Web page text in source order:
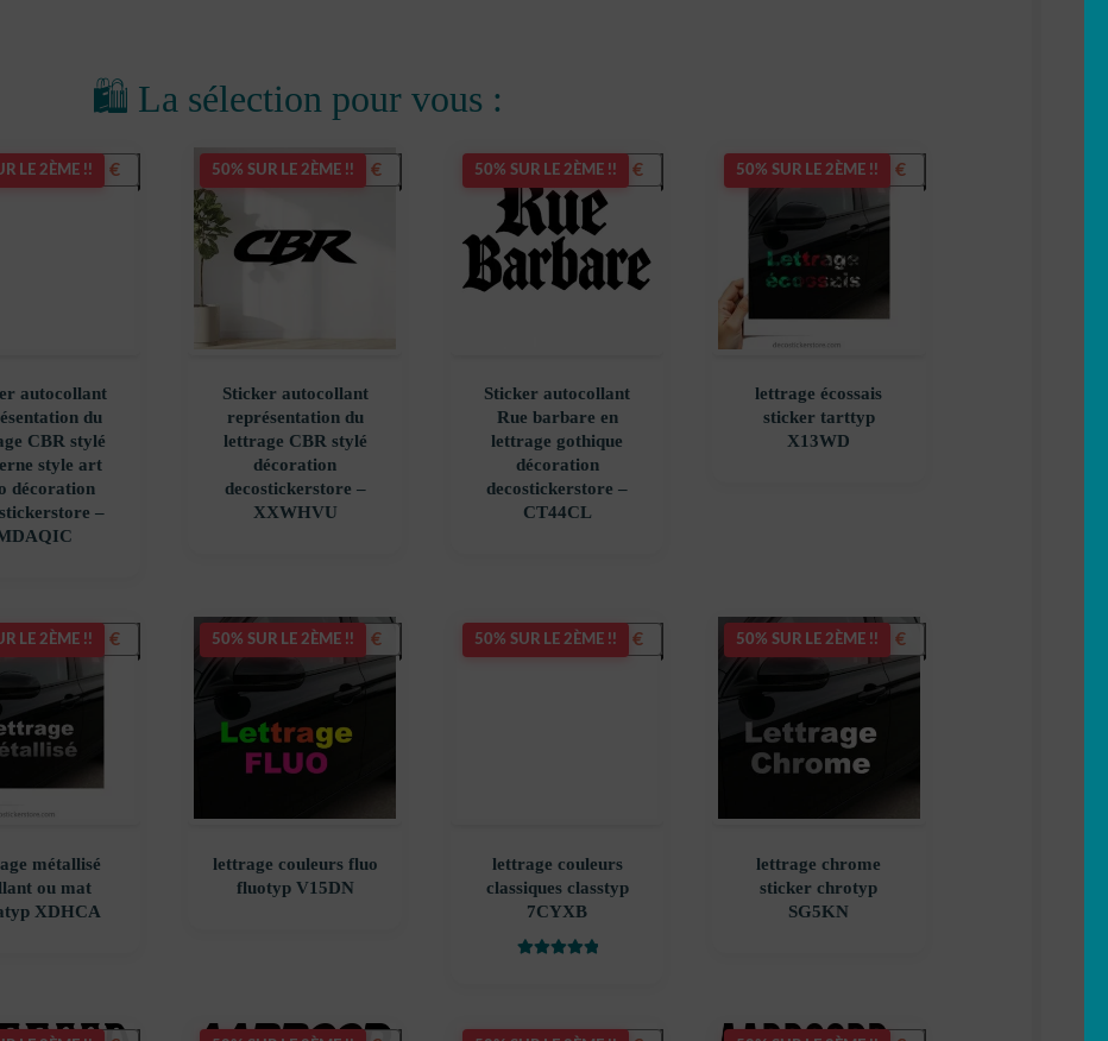
🛍️ La sélection pour vous :
LE 2ÈME !!
autocollant
du
CBR stylé
style art
décoration
–
5,50€ 50% SUR LE 2ÈME !!
Sticker autocollant
représentation du
lettrage CBR stylé
décoration
decostickerstore –
XXWHVU
5,50€ 50% SUR LE 2ÈME !!
Sticker autocollant
Rue barbare en
lettrage gothique
décoration
decostickerstore –
CT44CL
5,50€ 50% SUR LE 2ÈME !!
lettrage écossais
sticker tarttyp
X13WD
5,90 €
LE 2ÈME !!
métallisé
ou mat
XDHCA
5,90€ 50% SUR LE 2ÈME !!
lettrage couleurs fluo
fluotyp V15DN
5,90€ 50% SUR LE 2ÈME !!
lettrage couleurs
classiques classtyp
7CYXB
3,90€ 50% SUR LE 2ÈME !!
lettrage chrome
sticker chrotyp
SG5KN
5,90 €